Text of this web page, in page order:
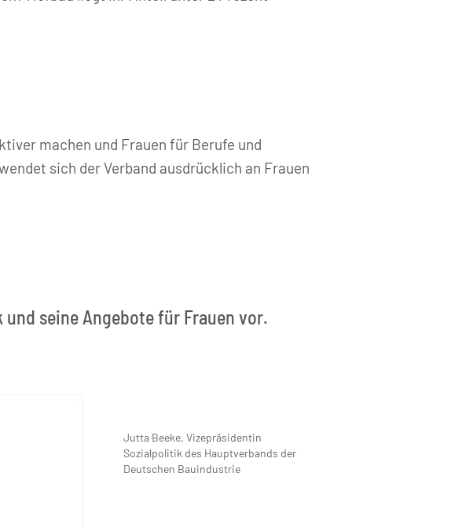
machen und Frauen für Berufe und
sich der Verband ausdrücklich an Frauen
seine Angebote für Frauen vor.
Jutta Beeke, Vizepräsidentin
Sozialpolitik des Hauptverbands der
Deutschen Bauindustrie